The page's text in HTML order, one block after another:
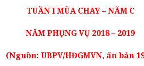
TUẦN I MÙA CHAY – NĂM C
NĂM PHỤNG VỤ 2018 – 2019
(Nguồn: UBPV/HĐGMVN, ấn bản